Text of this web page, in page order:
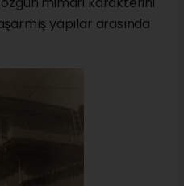
yapılar arasında